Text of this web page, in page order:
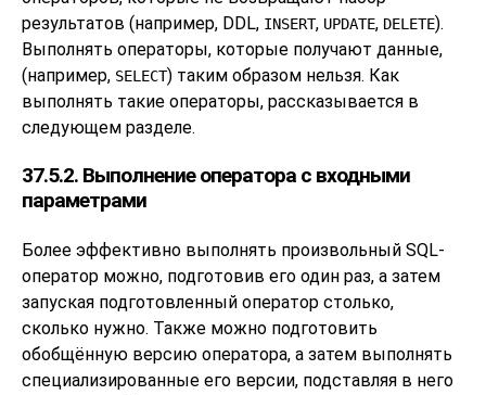
результатов (например, DDL, INSERT, UPDATE, DELETE).
Выполнять операторы, которые получают данные,
(например, SELECT) таким образом нельзя. Как
выполнять такие операторы, рассказывается в
следующем разделе.
37.5.2. Выполнение оператора с входными
параметрами
Более эффективно выполнять произвольный SQL-
оператор можно, подготовив его один раз, а затем
запуская подготовленный оператор столько,
сколько нужно. Также можно подготовить
обобщённую версию оператора, а затем выполнять
специализированные его версии, подставляя в него